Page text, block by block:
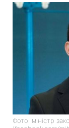
Фото: міністр